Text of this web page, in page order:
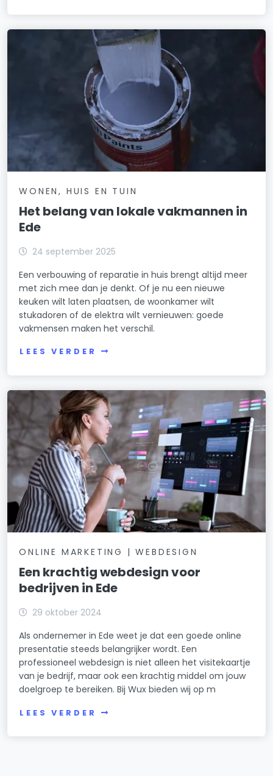
WONEN, HUIS EN TUIN
Het belang van lokale vakmannen in
Ede
24 september 2025
Een verbouwing of reparatie in huis brengt altijd meer
met zich mee dan je denkt. Of je nu een nieuwe
keuken wilt laten plaatsen, de woonkamer wilt
stukadoren of de elektra wilt vernieuwen: goede
vakmensen maken het verschil.
LEES VERDER
ONLINE MARKETING | WEBDESIGN
Een krachtig webdesign voor
bedrijven in Ede
29 oktober 2024
Als ondernemer in Ede weet je dat een goede online
presentatie steeds belangrijker wordt. Een
professioneel webdesign is niet alleen het visitekaartje
van je bedrijf, maar ook een krachtig middel om jouw
doelgroep te bereiken. Bij Wux bieden wij op m
LEES VERDER